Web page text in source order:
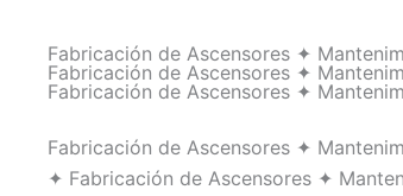
Fabricación de Ascensores ✦
Fabricación de Ascensores ✦
Fabricación de Ascensores ✦
Fabricación de Ascensores ✦
✦ Fabricación de Ascensores ✦